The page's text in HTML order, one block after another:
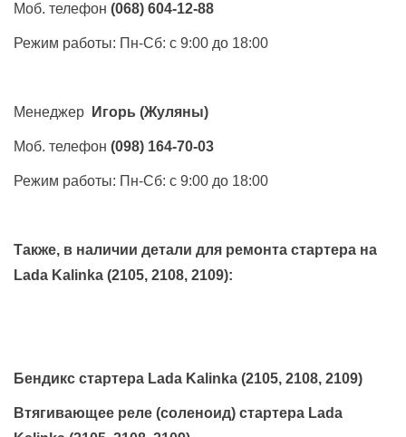
Моб. телефон (068) 604-12-88
Режим работы: Пн-Сб: с 9:00 до 18:00
Менеджер Игорь (Жуляны)
Моб. телефон (098) 164-70-03
Режим работы: Пн-Сб: с 9:00 до 18:00
Также, в наличии детали для ремонта стартера на
Lada Kalinka (2105, 2108, 2109):
Бендикс стартера Lada Kalinka (2105, 2108, 2109)
Втягивающее реле (соленоид) стартера Lada